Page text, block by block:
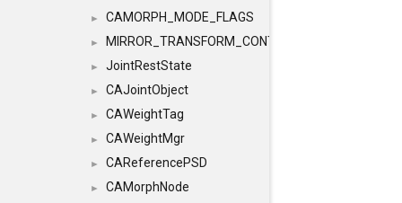
► CAMORPH_MODE_FLAGS
► MIRROR_TRANSFORM_CONTAINER
► JointRestState
► CAJointObject
► CAWeightTag
► CAWeightMgr
► CAReferencePSD
► CAMorphNode